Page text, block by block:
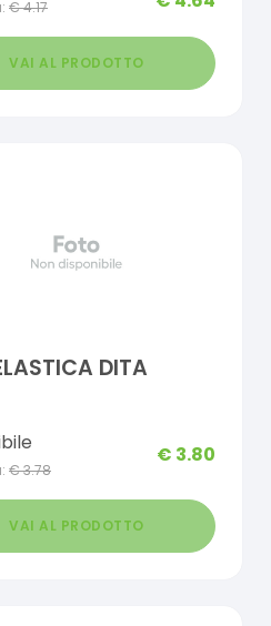
€4.17
VAI AL PRODOTTO
DITA
€3.78
€ 3.80
VAI AL PRODOTTO